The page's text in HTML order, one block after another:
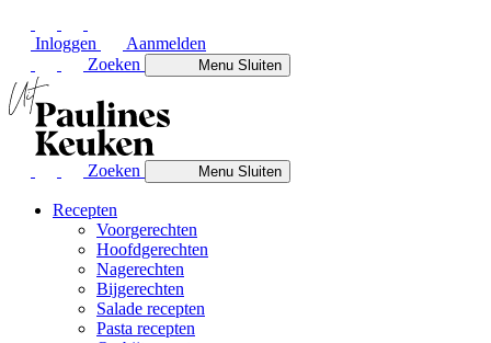
Inloggen
Aanmelden
Zoeken
MenuSluiten
Zoeken MenuSluiten
Recepten
Voorgerechten
Hoofdgerechten
Nagerechten
Bijgerechten
Salade recepten
Pasta recepten